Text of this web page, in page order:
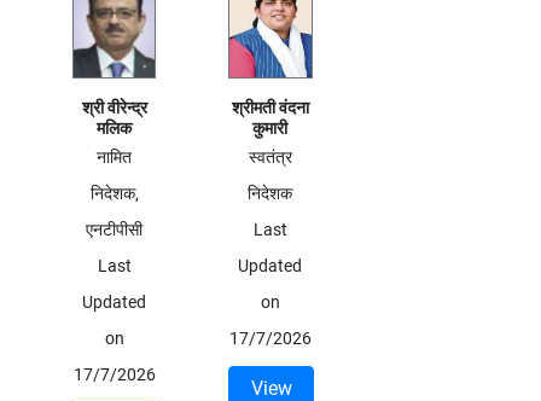
श्री वीरेन्द्र
मलिक
नामित
निदेशक,
एनटीपीसी
Last
Updated
on
17/7/2026
श्रीमती वंदना
कुमारी
स्वतंत्र
निदेशक
Last
Updated
on
17/7/2026
View